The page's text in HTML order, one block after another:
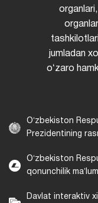
jumladan
oʻzaro
Oʻzbekiston
Prezidentining
Oʻzbekiston
qonunchilik
Davlat interaktiv